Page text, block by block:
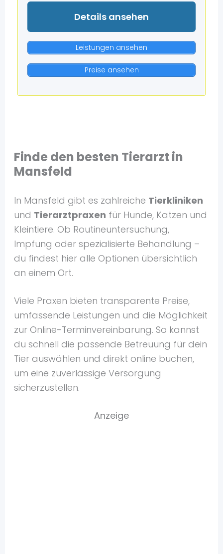
Details ansehen
Leistungen ansehen
Preise ansehen
Finde den besten Tierarzt in
Mansfeld
In Mansfeld gibt es zahlreiche Tierkliniken
und Tierarztpraxen für Hunde, Katzen und
Kleintiere. Ob Routineuntersuchung,
Impfung oder spezialisierte Behandlung –
du findest hier alle Optionen übersichtlich
an einem Ort.
Viele Praxen bieten transparente Preise,
umfassende Leistungen und die Möglichkeit
zur Online-Terminvereinbarung. So kannst
du schnell die passende Betreuung für dein
Tier auswählen und direkt online buchen,
um eine zuverlässige Versorgung
sicherzustellen.
Anzeige